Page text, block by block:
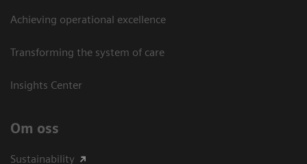
Achieving operational excellence​
Transforming the system of care
Insights Center
Om oss
Sustainability